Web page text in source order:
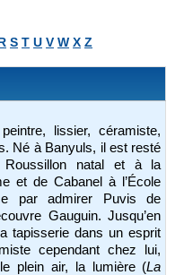
S T U V W X Z
peintre, lissier, céramiste,
Né à Banyuls, il est resté
natal et à la
et de Cabanel à l’École
par admirer Puvis de
Gauguin. Jusqu’en
tapisserie dans un esprit
cependant chez lui,
plein air, la lumière (La